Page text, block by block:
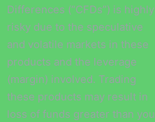
Differences (“CFDs”) is highly
risky due to the speculative
and volatile markets in these
products and the leverage
(margin) involved. Trading
these products may result in
loss of funds greater than you